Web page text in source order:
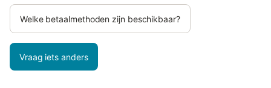
Welke betaalmethoden zijn beschikbaar?
Vraag iets anders